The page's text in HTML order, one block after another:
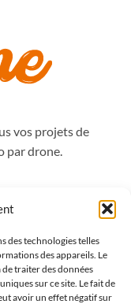
des technologies telles
des appareils. Le
traiter des données
sur ce site. Le fait de
avoir un effet négatif sur
vos projets de
par drone.